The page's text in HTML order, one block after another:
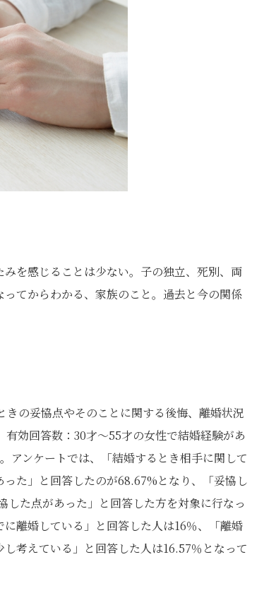
を感じることは少ない。子の独立、死別、両
てからわかる、家族のこと。過去と今の関係
の妥協点やそのことに関する後悔、離婚状況
有効回答数：30才～55才の女性で結婚経験があ
アンケートでは、「結婚するとき相手に関して
た」と回答したのが68.67%となり、「妥協し
た点があった」と回答した方を対象に行なっ
離婚している」と回答した人は16％、「離婚
考えている」と回答した人は16.57％となって